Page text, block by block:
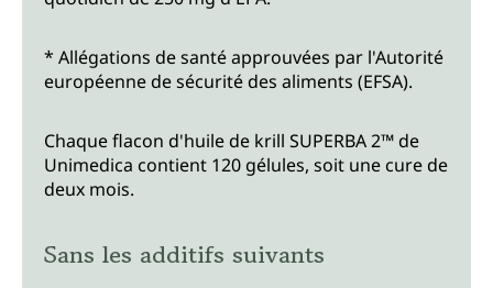
* Allégations de santé approuvées par l'Autorité
européenne de sécurité des aliments (EFSA).
Chaque flacon d'huile de krill SUPERBA 2™ de
Unimedica contient 120 gélules, soit une cure de
deux mois.
Sans les additifs suivants